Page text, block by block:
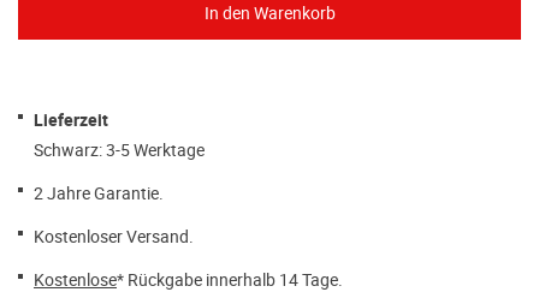
Lieferzeit
Schwarz: 3-5 Werktage
2 Jahre Garantie.
Kostenloser Versand.
Kostenlose* Rückgabe innerhalb 14 Tage.